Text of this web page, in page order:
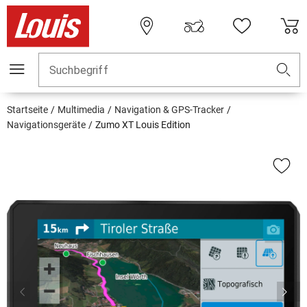
Suchbegriff
Startseite Multimedia
Navigation & GPS-Tracker
Navigationsgeräte
Zumo XT Louis Edition